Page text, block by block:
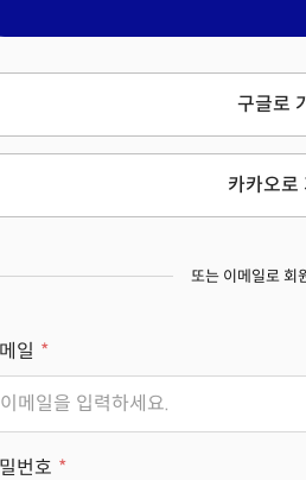
구글로
카카오로
또는 이메일로 회
일
번호